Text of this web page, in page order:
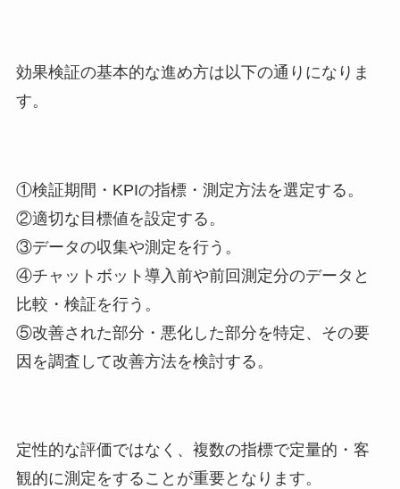
効果検証の基本的な進め方は以下の通りになりま
す。
①検証期間・KPIの指標・測定方法を選定する。
②適切な目標値を設定する。
③データの収集や測定を行う。
④チャットボット導入前や前回測定分のデータと
比較・検証を行う。
⑤改善された部分・悪化した部分を特定、その要
因を調査して改善方法を検討する。
定性的な評価ではなく、複数の指標で定量的・客
観的に測定をすることが重要となります。